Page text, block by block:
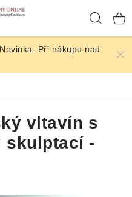
Novinka. Při nákupu nad
vltavín s
skulptací -